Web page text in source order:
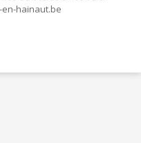
hainaut.be